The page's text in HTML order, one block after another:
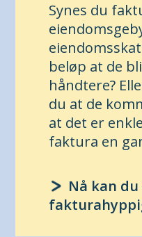
Synes du
beløp at de
håndtere?
du at de
at det er
faktura en
Nå kan